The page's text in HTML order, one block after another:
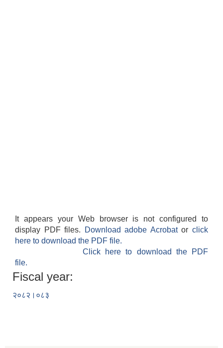
It appears your Web browser is not configured to
display PDF files.
Download adobe Acrobatorclick
here to download the PDF file.
Click here to download the PDF
file.
Fiscal year:
२०८२।०८३